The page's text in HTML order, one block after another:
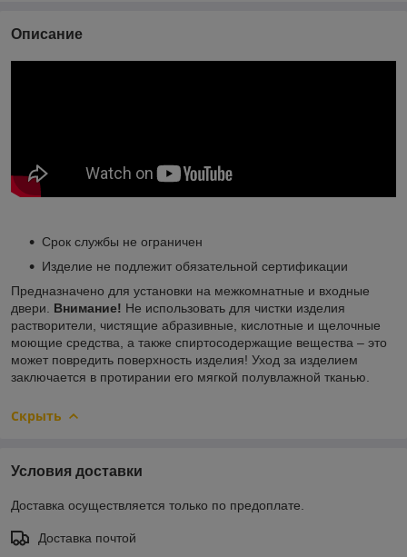
Описание
Срок службы не ограничен
Изделие не подлежит обязательной сертификации
Предназначено для установки на межкомнатные и входные
двери. Внимание! Не использовать для чистки изделия
растворители, чистящие абразивные, кислотные и щелочные
моющие средства, а также спиртосодержащие вещества – это
может повредить поверхность изделия! Уход за изделием
заключается в протирании его мягкой полувлажной тканью.
Скрыть
Условия доставки
Доставка осуществляется только по предоплате.
Доставка почтой